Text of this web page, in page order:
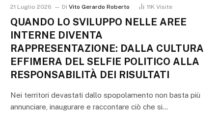
21 Luglio 2026 Di Vito Gerardo Roberto 11K Visite
QUANDO LO SVILUPPO NELLE AREE
INTERNE DIVENTA
RAPPRESENTAZIONE: DALLA CULTURA
EFFIMERA DEL SELFIE POLITICO ALLA
RESPONSABILITÀ DEI RISULTATI
Nei territori devastati dallo spopolamento non basta più
annunciare, inaugurare e raccontare ciò che si…